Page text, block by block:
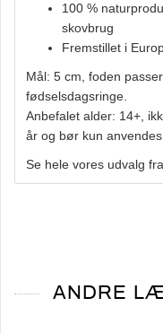
100 %
skovbrug
Fremstillet i
Mål: 5 cm, foden
fødselsdagsringe.
Anbefalet alder: 14+,
år og bør kun
Se hele vores udvalg fra
ANDRE